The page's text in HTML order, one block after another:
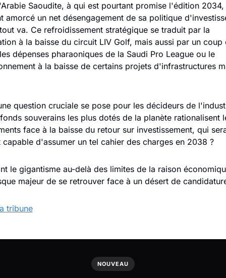
Saoudite, à qui est pourtant promise l'édition 2034,
amorcé un net désengagement de sa politique
va. Ce refroidissement stratégique se traduit par la
à la baisse du circuit LIV Golf, mais aussi par un coup
dépenses pharaoniques de la Saudi Pro League ou le
à la baisse de certains projets d'infrastructures
question cruciale se pose pour les décideurs de
souverains les plus dotés de la planète rationalisent
face à la baisse du retour sur investissement, qui
capable d'assumer un tel cahier des charges en 2038 ?
le gigantisme au-delà des limites de la raison
majeur de se retrouver face à un désert de
tribune
NOUVEAU